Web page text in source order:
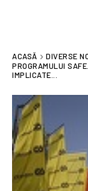
ACASĂ DIVERSE
PROGRAMULUI
IMPLICATE...